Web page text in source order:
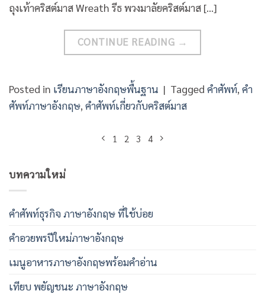
ถุงเท้าคริสต์มาส Wreath รีธ พวงมาลัยคริสต์มาส […]
CONTINUE READING →
Posted in เรียนภาษาอังกฤษพื้นฐาน | Tagged คำศัพท์, คำ
ศัพท์ภาษาอังกฤษ, คำศัพท์เกี่ยวกับคริสต์มาส
1 2 3 4
บทความใหม่
คําศัพท์ธุรกิจ ภาษาอังกฤษ ที่ใช้บ่อย
คําอวยพรปีใหม่ภาษาอังกฤษ
เมนูอาหารภาษาอังกฤษพร้อมคําอ่าน
เทียบ พยัญชนะ ภาษาอังกฤษ